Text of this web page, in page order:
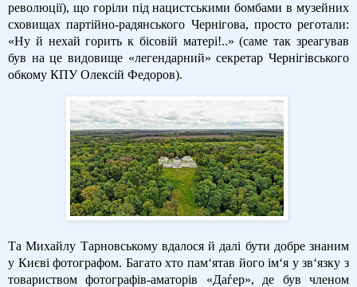
революції), що горіли під нацистськими бомбами в музейних
сховищах партійно-радянського Чернігова, просто реготали:
«Ну й нехай горить к бісовій матері!..» (саме так зреагував
був на це видовище «легендарний» секретар Чернігівського
обкому КПУ Олексій Федоров).
Та Михайлу Тарновському вдалося й далі бути добре знаним
у Києві фотографом. Багато хто пам‘ятав його ім‘я у зв‘язку з
товариством фотографів-аматорів «Даѓер», де був членом